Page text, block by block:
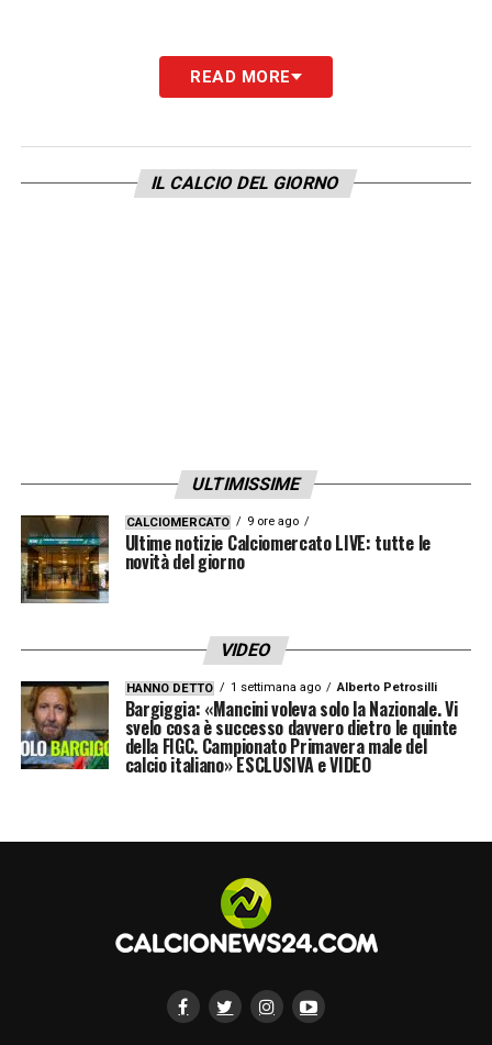
READ MORE
IL CALCIO DEL GIORNO
ULTIMISSIME
CALCIOMERCATO 9 ore ago
Ultime notizie Calciomercato LIVE: tutte le
novità del giorno
VIDEO
HANNO DETTO 1 settimana ago Alberto Petrosilli
Bargiggia: «Mancini voleva solo la Nazionale. Vi
svelo cosa è successo davvero dietro le quinte
della FIGC. Campionato Primavera male del
calcio italiano» ESCLUSIVA e VIDEO